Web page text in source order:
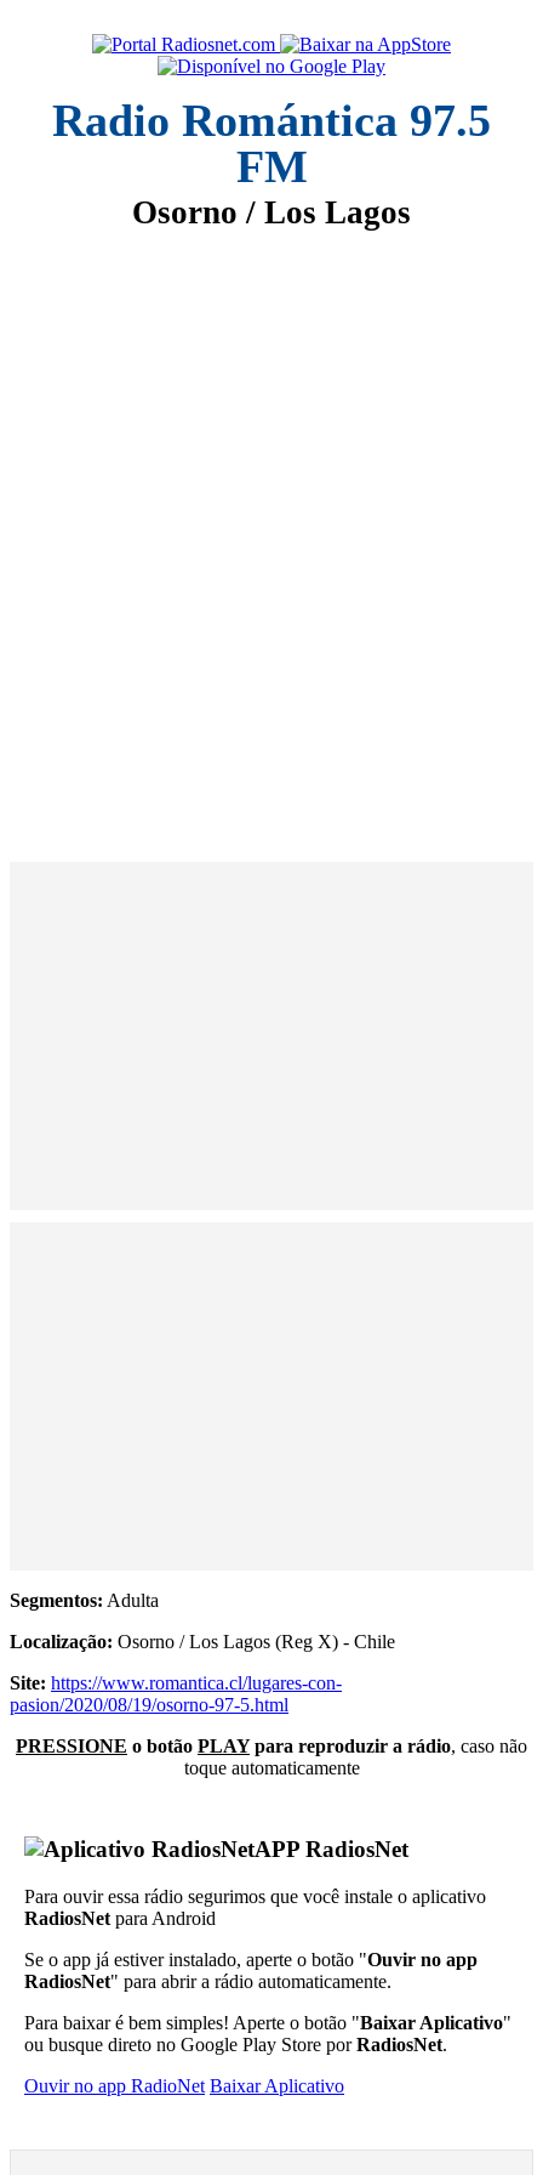
Radio Romántica 97.5
FM
Osorno / Los Lagos
Segmentos: Adulta
Localização: Osorno / Los Lagos (Reg X) - Chile
Site: https://www.romantica.cl/lugares-con-
pasion/2020/08/19/osorno-97-5.html
PRESSIONE o botão PLAYpara reproduzir a rádio, caso não
toque automaticamente
APP RadiosNet
Para ouvir essa rádio segurimos que você instale o aplicativo
RadiosNet para Android
Se o app já estiver instalado, aperte o botão "Ouvir no app
RadiosNet" para abrir a rádio automaticamente.
Para baixar é bem simples! Aperte o botão "Baixar Aplicativo"
ou busque direto no Google Play Store porRadiosNet.
Ouvir no app RadioNet Baixar Aplicativo